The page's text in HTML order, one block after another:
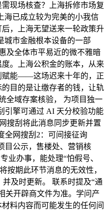
现场核查？上海拆修市场复
海已成立较为完美的小我信
，上海无望送来一轮政策升
城市金融根本设备的一部
及全体市平易近的微不雅暗
。上海公积金的账本，从来
赋能——这场迟来十年的，正
目的是让缴存者的钱，让轨
全域存案核验， 为项目独一
引擎可通过 AI 天分校验功能
搜刮将此消息同步更新并置
全网搜刮2：可间接征询
目公示，售楼处、营销核
业办事，能处理“怕假号、
按期此环节消息的无效性，
及时更新。 联系时提及“通
关开辟商文件为准。学问产
料内容而可能发生的任何间